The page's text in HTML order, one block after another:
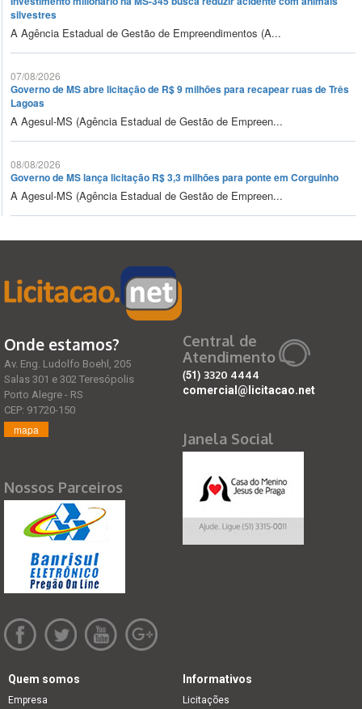
silvestres
A Agência Estadual de Gestão de Empreendimentos (A...
07/08/2026
Governo de MS abre licitação de R$ 9 milhões para recapear ruas de Três
Lagoas
A Agesul-MS (Agência Estadual de Gestão de Empreen...
08/08/2026
Governo de MS lança licitação R$ 3,3 milhões para ponte em Corguinho
A Agesul-MS (Agência Estadual de Gestão de Empreen...
Onde estamos?
Av. Eng. Ludolfo Boehl, 205
Salas 301 e 302 Teresópolis
Porto Alegre - RS
CEP: 91720-150
mapa
Nossos Parceiros
Central de
Atendimento
(51) 3320 4444
comercial@licitacao.net
Janela Social
Quem somos
Empresa
Informativos
Licitações